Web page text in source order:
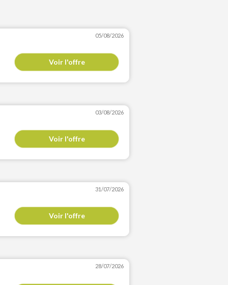
05/08/2026
Voir l'offre
03/08/2026
Voir l'offre
31/07/2026
Voir l'offre
28/07/2026